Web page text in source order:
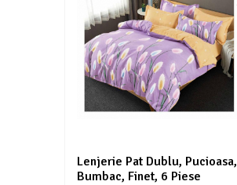
Lenjerie Pat Dublu, Pucioasa,
Bumbac, Finet, 6 Piese